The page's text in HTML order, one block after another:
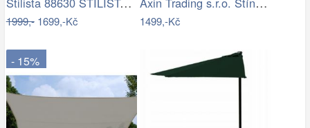
1999,-1699,-Kč 1499,-Kč
- 15%